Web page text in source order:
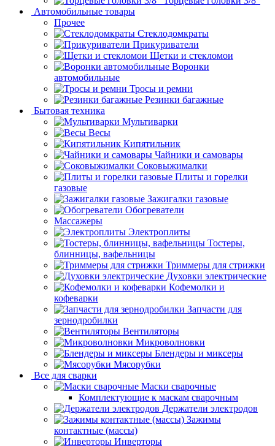
Автомобильные товары
Прочее
Стеклодомкраты
Прикуриватели
Щетки и стекломои
Воронки
автомобильные
Тросы и ремни
Резинки багажные
Бытовая техника
Мультиварки
Весы
Кипятильник
Чайники и самовары
Соковыжималки
Плиты и горелки
газовые
Зажигалки газовые
Обогреватели
Массажеры
Электроплиты
Тостеры,
блинницы, вафельницы
Триммеры для стрижки
Духовки электрические
Кофемолки и
кофеварки
Запчасти для
зернодробилки
Вентиляторы
Микроволновки
Блендеры и миксеры
Мясорубки
Все для сварки
Маски сварочные
Комплектующие к маскам сварочным
Держатели электродов
Зажимы
контактные (массы)
Инверторы